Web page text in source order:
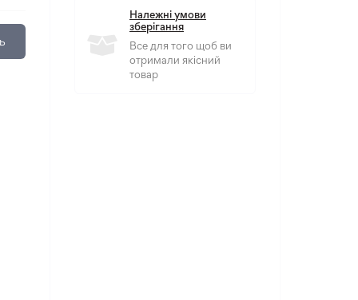
Належні умови
зберігання
Все для того щоб ви
отримали якісний
товар